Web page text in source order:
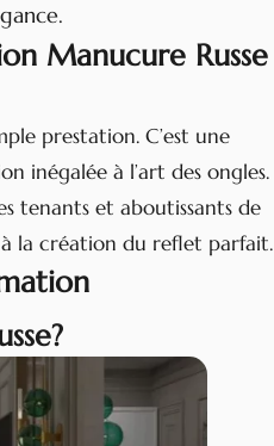
Manucure Russe
prestation. C’est une
inégalée à l’art des ongles.
tenants et aboutissants de
la création du reflet parfait.